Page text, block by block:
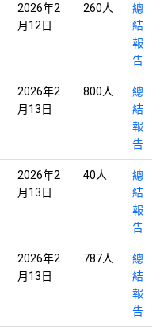
2026年2
月12日
260人
總
結
報
告
2026年2
月13日
800人
總
結
報
告
2026年2
月13日
40人
總
結
報
告
2026年2
月13日
787人
總
結
報
告